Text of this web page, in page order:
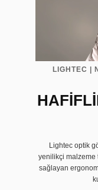
LIGHTEC |
Lightec optik
yenilikçi malzeme
sağlayan